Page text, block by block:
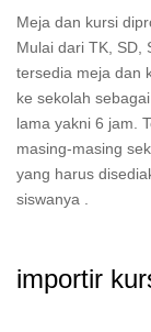
Meja dan kursi
Mulai dari TK, SD,
tersedia meja dan
ke sekolah
lama yakni 6 jam.
masing-masing
yang harus
siswanya .
importir